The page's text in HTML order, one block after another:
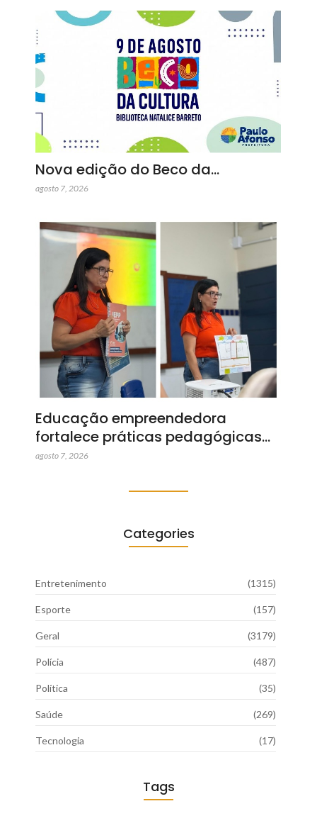
Nova edição do Beco da…
agosto 7, 2026
Educação empreendedora
fortalece práticas pedagógicas…
agosto 7, 2026
Categories
Entretenimento (1315)
Esporte (157)
Geral (3179)
Polícia (487)
Política (35)
Saúde (269)
Tecnologia (17)
Tags